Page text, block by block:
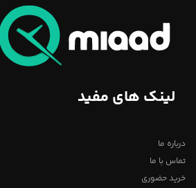
لینک های مفید
درباره ما
تماس با ما
خرید حضوری